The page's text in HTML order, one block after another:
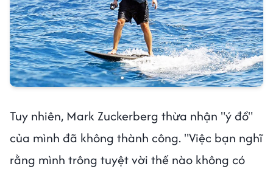
Tuy nhiên, Mark Zuckerberg thừa nhận "ý đồ"
của mình đã không thành công. "Việc bạn nghĩ
rằng mình trông tuyệt vời thế nào không có